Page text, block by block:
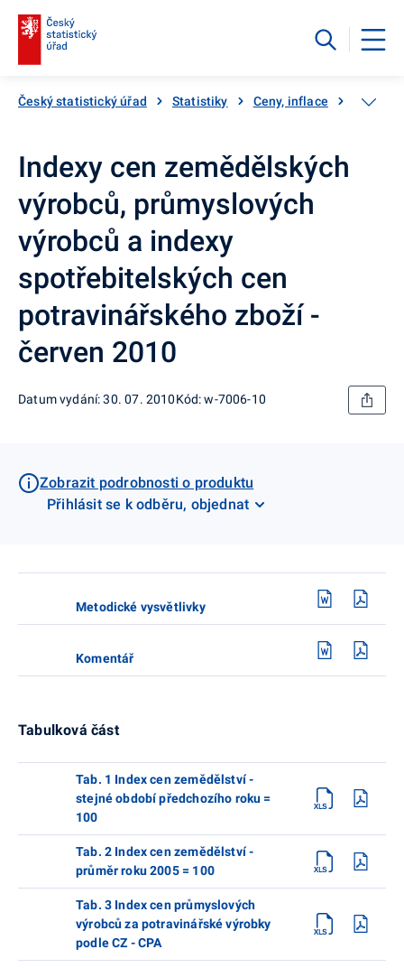
Český statistický úřad Statistiky Ceny, inflace Ceny
Indexy cen zemědělských
výrobců, průmyslových
výrobců a indexy
spotřebitelských cen
potravinářského zboží -
červen 2010
Datum vydání: 30. 07. 2010Kód: w-7006-10
Zobrazit podrobnosti o produktu
Přihlásit se k odběru, objednat
Metodické vysvětlivky
Komentář
Tabulková část
Tab. 1 Index cen zemědělství -
stejné období předchozího roku =
100
Tab. 2 Index cen zemědělství -
průměr roku 2005 = 100
Tab. 3 Index cen průmyslových
výrobců za potravinářské výrobky
podle CZ - CPA